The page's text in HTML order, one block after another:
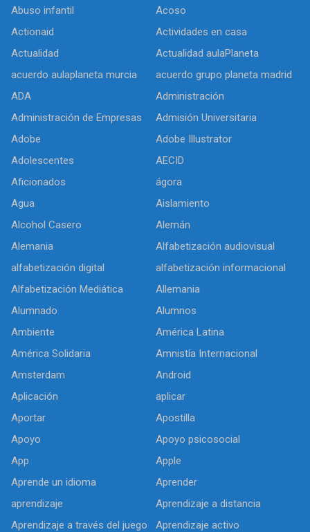
Abuso infantil
Acoso
Actionaid
Actividades en casa
Actualidad
Actualidad aulaPlaneta
acuerdo aulaplaneta murcia
acuerdo grupo planeta madrid
ADA
Administración
Administración de Empresas
Admisión Universitaria
Adobe
Adobe Illustrator
Adolescentes
AECID
Aficionados
ágora
Agua
Aislamiento
Alcohol Casero
Alemán
Alemania
Alfabetización audiovisual
alfabetización digital
alfabetización informacional
Alfabetización Mediática
Allemania
Alumnado
Alumnos
Ambiente
América Latina
América Solidaria
Amnistía Internacional
Amsterdam
Android
Aplicación
aplicar
Aportar
Apostilla
Apoyo
Apoyo psicosocial
App
Apple
Aprende un idioma
Aprender
aprendizaje
Aprendizaje a distancia
Aprendizaje a través del juego
Aprendizaje activo